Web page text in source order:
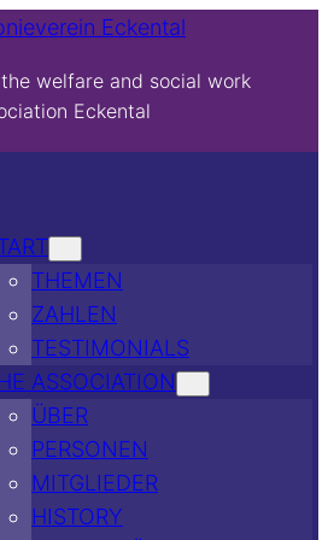
welfare and social work
Eckental
THEMEN
ZAHLEN
TESTIMONIALS
ASSOCIATION
ÜBER
PERSONEN
MITGLIEDER
HISTORY